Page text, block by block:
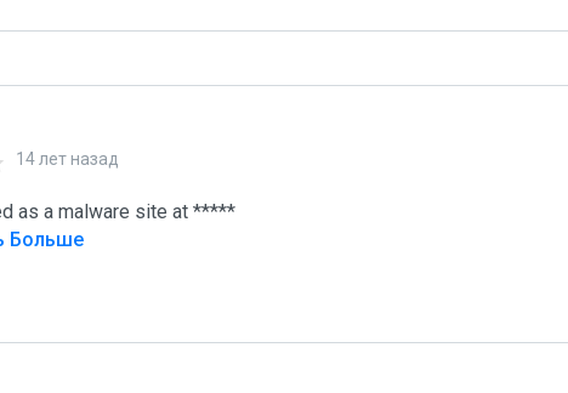
14 лет назад
as a malware site at *****
Больше